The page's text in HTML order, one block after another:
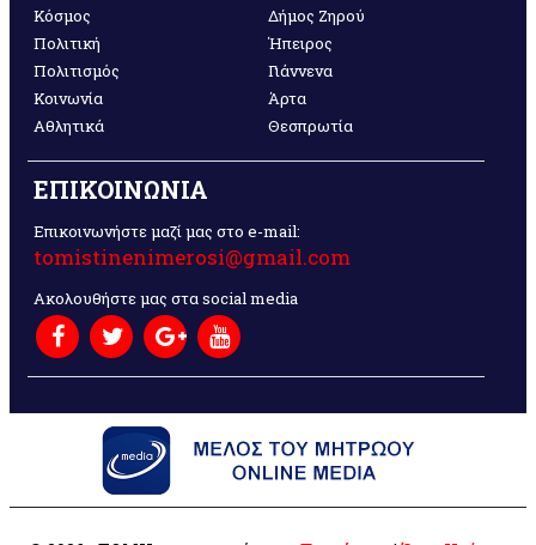
Κόσμος
Πολιτική
Πολιτισμός
Κοινωνία
Αθλητικά
Δήμος Ζηρού
Ήπειρος
Γιάννενα
Άρτα
Θεσπρωτία
ΕΠΙΚΟΙΝΩΝΙΑ
Επικοινωνήστε μαζί μας στο e-mail:
tomistinenimerosi@gmail.com
Ακολουθήστε μας στα social media